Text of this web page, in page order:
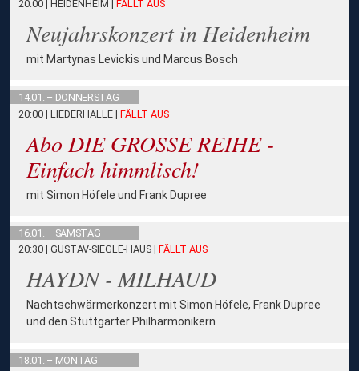
20:00 | HEIDENHEIM|FÄLLT AUS
Neujahrskonzert in Heidenheim
mit Martynas Levickis und Marcus Bosch
14.01. – DONNERSTAG
20:00 | LIEDERHALLE|FÄLLT AUS
Abo DIE GROSSE REIHE -
Einfach himmlisch!
mit Simon Höfele und Frank Dupree
16.01. – SAMSTAG
20:30 | GUSTAV-SIEGLE-HAUS|FÄLLT AUS
HAYDN - MILHAUD
Nachtschwärmerkonzert mit Simon Höfele, Frank Dupree
und den Stuttgarter Philharmonikern
18.01. – MONTAG